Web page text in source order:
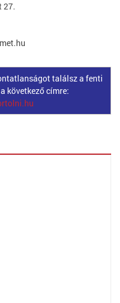
27.
találsz a fenti
következő címre: